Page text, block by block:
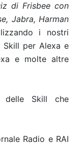
di Frisbee con
Jabra, Harman
i nostri
Skill per Alexa e
e molte altre
delle Skill che
Radio e RAI